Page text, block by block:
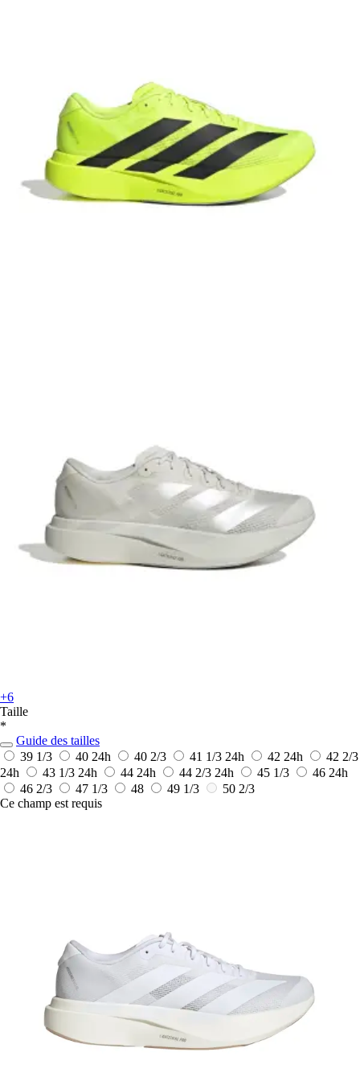
+6
Taille
*
Guide des tailles
39 1/3
40 24h 40 2/3 41 1/3 24h 42 24h
42 2/3
24h
43 1/3 24h 44 24h 44 2/3 24h 45 1/3 46 24h
46 2/3
47 1/3 48 49 1/3
50 2/3
Ce champ est requis